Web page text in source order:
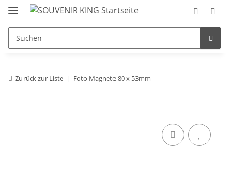
Zurück zur Liste Foto Magnete 80 x 53mm